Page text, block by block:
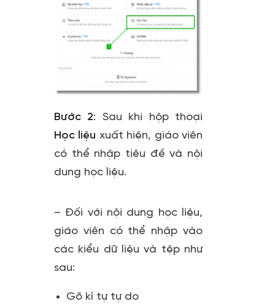
Bước 2: Sau khi hộp thoại
Học liệu xuất hiện, giáo viên
có thể nhập tiêu đề và nội
dung học liệu.
– Đối với nội dung học liệu,
giáo viên có thể nhập vào
các kiểu dữ liệu và tệp như
sau:
Gõ kí tự tự do